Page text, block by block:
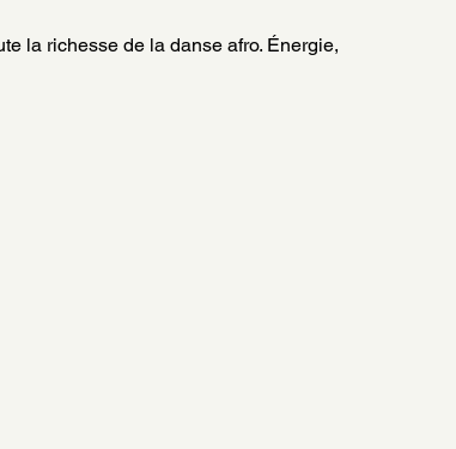
la richesse de la danse afro. Énergie,